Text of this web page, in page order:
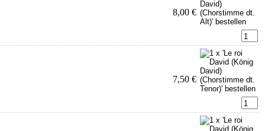
8,00 €
7,50 €